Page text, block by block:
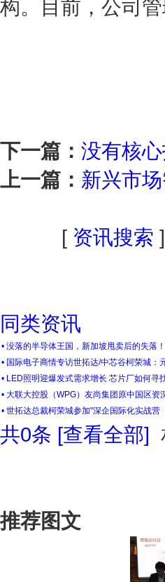
构。目前，公司
下一篇： 没有核
上一篇： 新兴市
[ 资讯搜索
同类资讯
• 没落的半导体王国，新加坡甩卖后的失落！
• 国际电子商情专访世拓达/中芯谷柯荣城：
• LED照明迎爆发式需求增长 芯片厂如何寻
• 大联大控股（WPG）友尚集团原中国区资
• 世拓达总裁柯荣城参加"深企国际化实战营
共0条 [查看全部]
推荐图文